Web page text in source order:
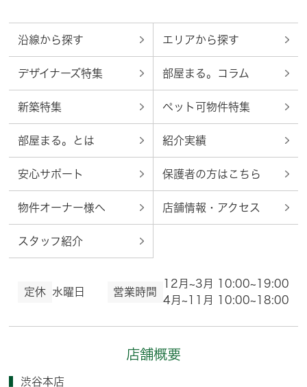
沿線から探す エリアから探す
デザイナーズ特集 部屋まる。コラム
新築特集 ペット可物件特集
部屋まる。とは 紹介実績
安心サポート 保護者の方はこちら
物件オーナー様へ 店舗情報・アクセス
スタッフ紹介
定休 水曜日 営業時間
12月~3月 10:00~19:00
4月~11月 10:00~18:00
店舗概要
渋谷本店